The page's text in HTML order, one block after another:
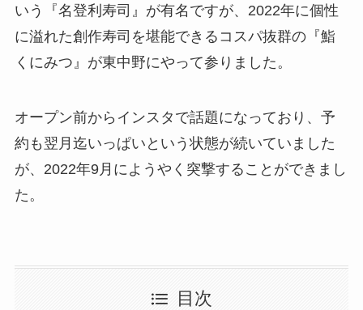
いう『名登利寿司』が有名ですが、2022年に個性
に溢れた創作寿司を堪能できるコスパ抜群の『鮨
くにみつ』が東中野にやって参りました。
オープン前からインスタで話題になっており、予
約も翌月迄いっぱいという状態が続いていました
が、2022年9月にようやく突撃することができまし
た。
目次